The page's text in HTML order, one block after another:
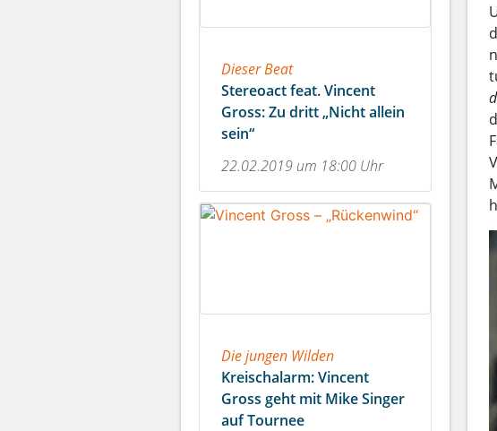
Dieser Beat
Stereoact feat. Vincent
Gross: Zu dritt „Nicht allein
sein“
22.02.2019 um 18:00 Uhr
Die jungen Wilden
Kreischalarm: Vincent
Gross geht mit Mike Singer
auf Tournee